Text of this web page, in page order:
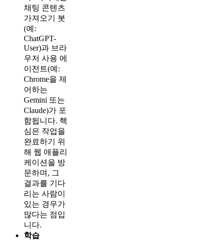
채팅 콘텐츠
가져오기 봇
(예:
ChatGPT-
User)과 브라
우저 사용 에
이전트(예:
Chrome을 제
어하는
Gemini 또는
Claude)가 포
함됩니다. 핵
심은 작업을
완료하기 위
해 웹 애플리
케이션을 방
문하며, 그
결과를 기다
리는 사람이
있는 경우가
많다는 점입
니다.
학습